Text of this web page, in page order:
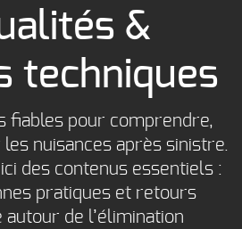
Odeur de Fioul
- Mazout -
autres
Hydrocarbures
de chats (pipi
de chats)
Odeur de
Cadavre
- Odeur Post
mortem
ÉLIMINATION
NUISIBLES
Traitement
Anti-Insectes
SAUVETAGES
APRÈSSINISTRES
LE PROCEDE
LES MACHINES
&
techniques
fiables pour comprendre,
nuisances après sinistre.
des contenus essentiels :
pratiques et retours
autour de l’élimination